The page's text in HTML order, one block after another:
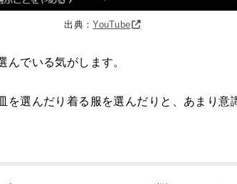
出典：YouTube
でいる気がします。
を選んだり着る服を選んだりと、あまり意